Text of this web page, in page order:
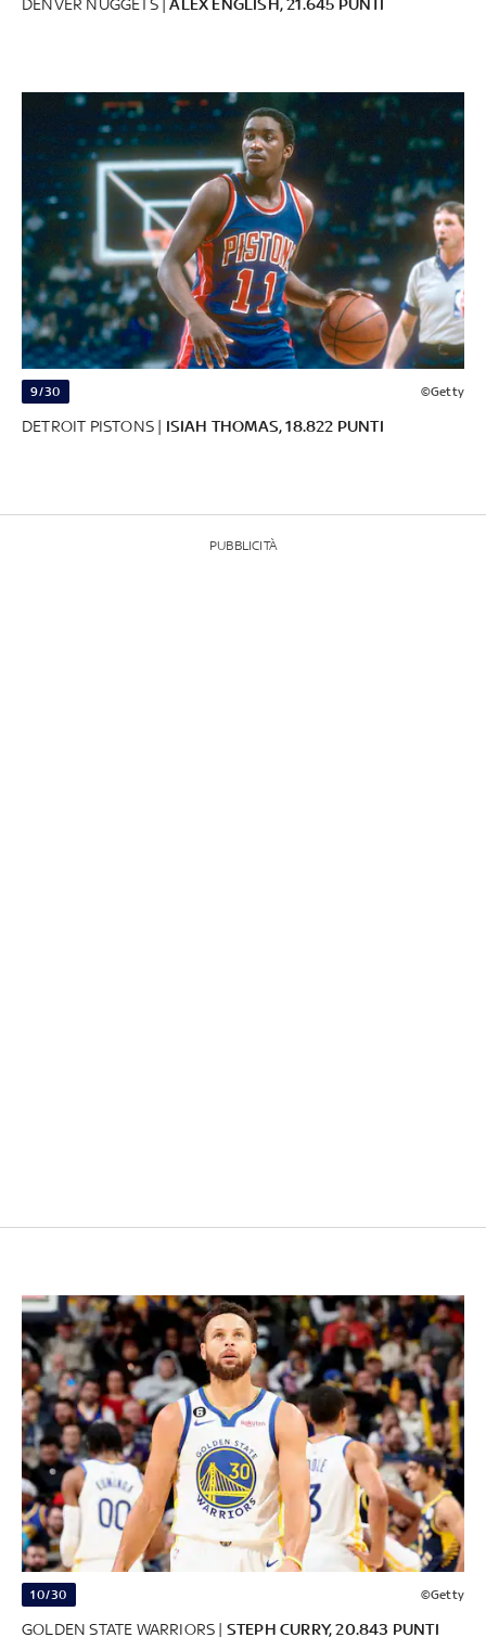
DENVER NUGGETS |ALEX ENGLISH, 21.645 PUNTI
9/30 ©Getty
DETROIT PISTONS | ISIAH THOMAS, 18.822 PUNTI
PUBBLICITÀ
10/30 ©Getty
GOLDEN STATE WARRIORS | STEPH CURRY, 20.843 PUNTI